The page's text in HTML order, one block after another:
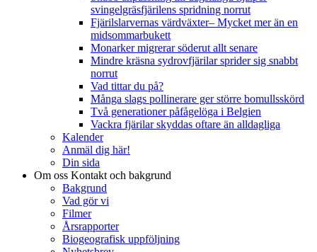
svingelgräsfjärilens spridning norrut
Fjärilslarvernas värdväxter– Mycket mer än en
midsommarbukett
Monarker migrerar söderut allt senare
Mindre kräsna sydrovfjärilar sprider sig snabbt
norrut
Vad tittar du på?
Många slags pollinerare ger större bomullsskörd
Två generationer påfågelöga i Belgien
Vackra fjärilar skyddas oftare än alldagliga
Kalender
Anmäl dig här!
Din sida
Om oss Kontakt och bakgrund
Bakgrund
Vad gör vi
Filmer
Årsrapporter
Biogeografisk uppföljning